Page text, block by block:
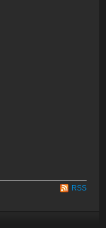
RSS